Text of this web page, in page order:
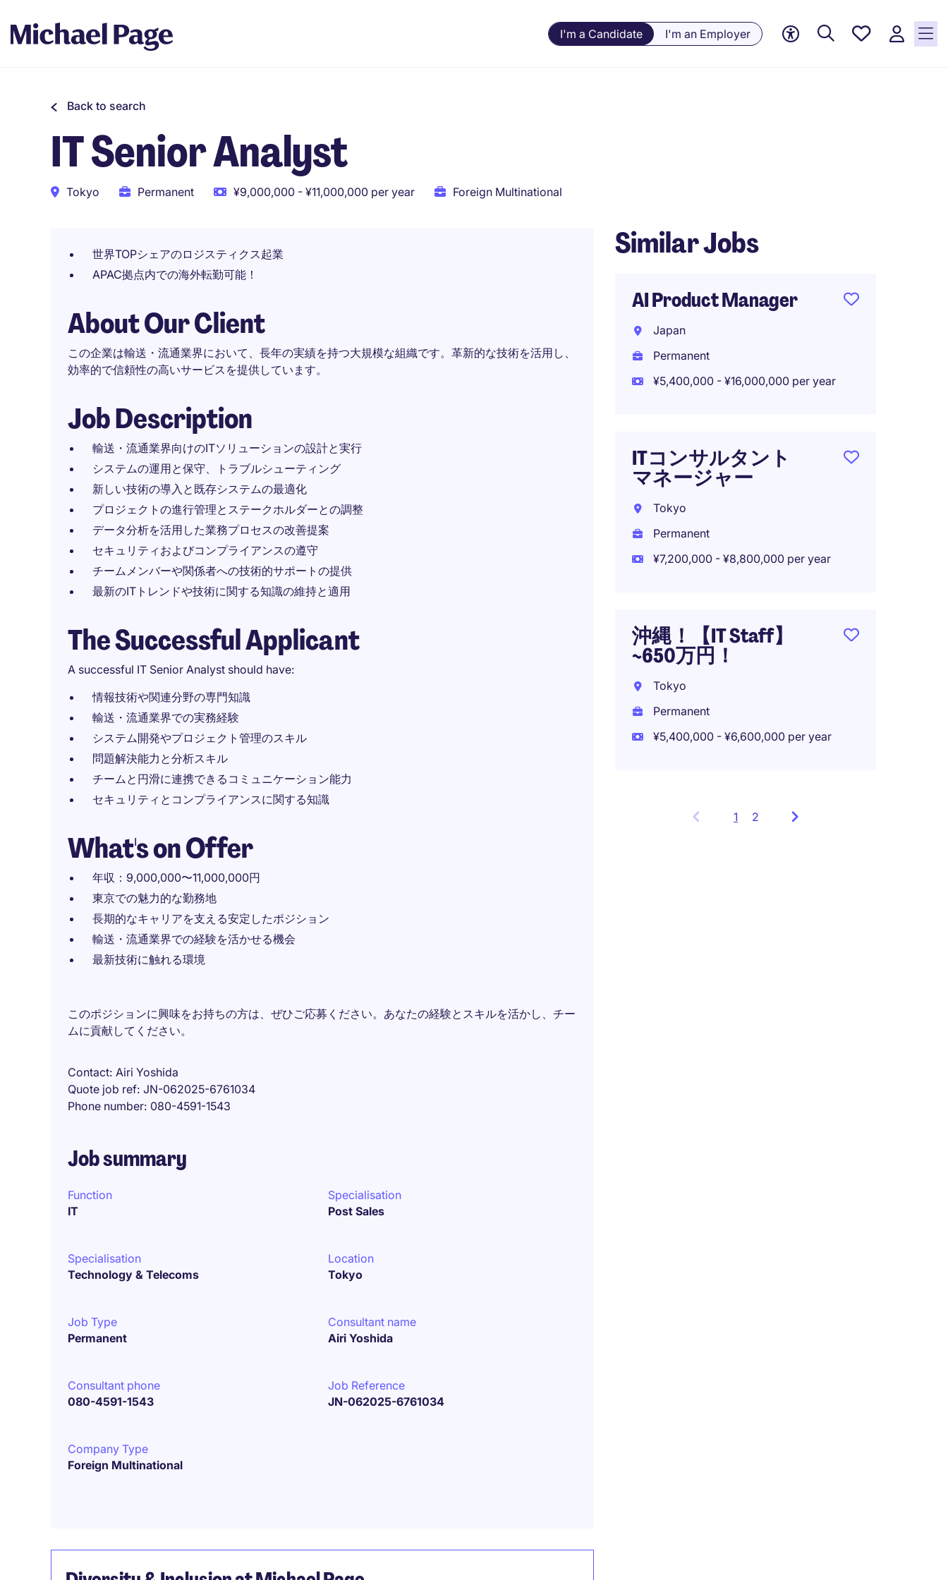
I'm a Candidate I'm an Employer
Saved
Back to search
IT Senior Analyst
Tokyo Permanent ¥9,000,000 - ¥11,000,000 per year Foreign Multinational
世界TOPシェアのロジスティクス起業
APAC拠点内での海外転勤可能！
About Our Client
この企業は輸送・流通業界において、長年の実績を持つ大規模な組織です。革新的な技術を活用し、
効率的で信頼性の高いサービスを提供しています。
Job Description
輸送・流通業界向けのITソリューションの設計と実行
システムの運用と保守、トラブルシューティング
新しい技術の導入と既存システムの最適化
プロジェクトの進行管理とステークホルダーとの調整
データ分析を活用した業務プロセスの改善提案
セキュリティおよびコンプライアンスの遵守
チームメンバーや関係者への技術的サポートの提供
最新のITトレンドや技術に関する知識の維持と適用
The Successful Applicant
A successful IT Senior Analyst should have:
情報技術や関連分野の専門知識
輸送・流通業界での実務経験
システム開発やプロジェクト管理のスキル
問題解決能力と分析スキル
チームと円滑に連携できるコミュニケーション能力
セキュリティとコンプライアンスに関する知識
What's on Offer
年収：9,000,000〜11,000,000円
東京での魅力的な勤務地
長期的なキャリアを支える安定したポジション
輸送・流通業界での経験を活かせる機会
最新技術に触れる環境
このポジションに興味をお持ちの方は、ぜひご応募ください。あなたの経験とスキルを活かし、チー
ムに貢献してください。
Contact Airi Yoshida
Quote job ref JN-062025-6761034
Phone number 080-4591-1543
Job summary
Function
IT
Specialisation
Post Sales
Specialisation
Technology & Telecoms
Location
Tokyo
Job Type
Permanent
Consultant name
Airi Yoshida
Consultant phone
080-4591-1543
Job Reference
JN-062025-6761034
Company Type
Foreign Multinational
Similar Jobs
AI Product Manager
Japan
Permanent
¥5,400,000 - ¥16,000,000 per year
ITコンサルタント
マネージャー
Tokyo
Permanent
¥7,200,000 - ¥8,800,000 per year
沖縄！【IT Staff】
~650万円！
Tokyo
Permanent
¥5,400,000 - ¥6,600,000 per year
1 Showing
2